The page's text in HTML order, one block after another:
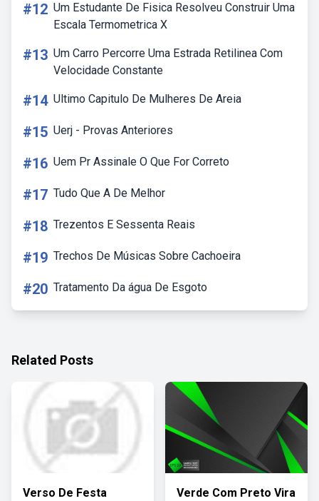
#12 Um Estudante De Fisica Resolveu Construir Uma
Escala Termometrica X
#13 Um Carro Percorre Uma Estrada Retilinea Com
Velocidade Constante
#14 Ultimo Capitulo De Mulheres De Areia
#15 Uerj - Provas Anteriores
#16 Uem Pr Assinale O Que For Correto
#17 Tudo Que A De Melhor
#18 Trezentos E Sessenta Reais
#19 Trechos De Músicas Sobre Cachoeira
#20 Tratamento Da água De Esgoto
Related Posts
Verso De Festa
Verde Com Preto Vira